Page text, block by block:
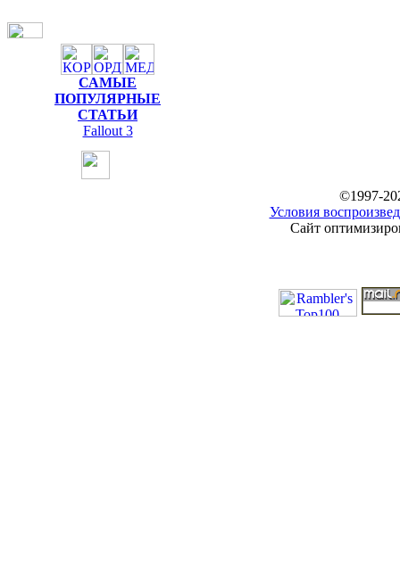
САМЫЕ
ПОПУЛЯРНЫЕ
СТАТЬИ
Fallout 3
©1997-
Условия
Сайт